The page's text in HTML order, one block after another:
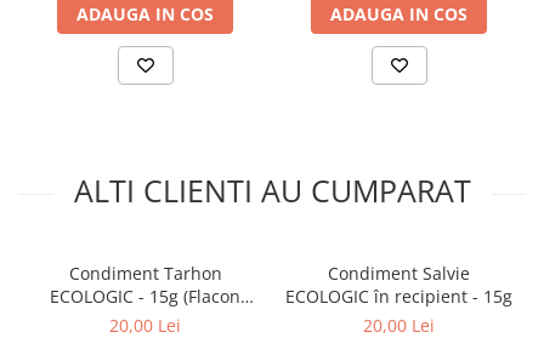
ADAUGA IN COS ADAUGA IN COS
ALTI CLIENTI AU CUMPARAT
Condiment Tarhon
ECOLOGIC - 15g (Flacon
Sticlă)
20,00 Lei
Condiment Salvie
ECOLOGIC în recipient - 15g
20,00 Lei